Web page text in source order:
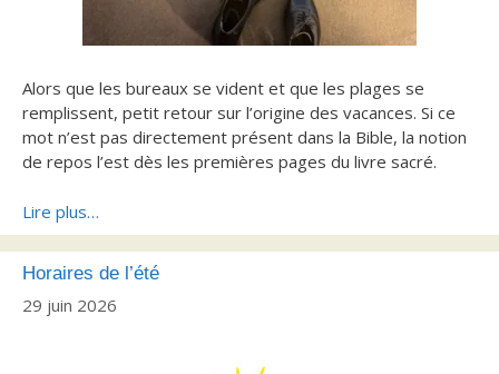
Alors que les bureaux se vident et que les plages se
remplissent, petit retour sur l’origine des vacances. Si ce
mot n’est pas directement présent dans la Bible, la notion
de repos l’est dès les premières pages du livre sacré.
Lire plus…
Horaires de l’été
29 juin 2026